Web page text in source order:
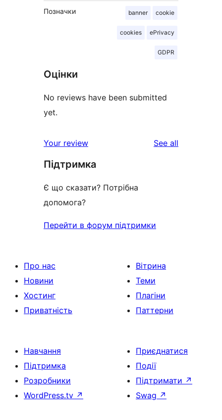
Позначки banner cookie
cookies ePrivacy
GDPR
Оцінки
No reviews have been submitted
yet.
Your review See all
Підтримка
Є що сказати? Потрібна
допомога?
Перейти в форум підтримки
Про нас
Новини
Хостинг
Приватність
Вітрина
Теми
Плагіни
Паттерни
Навчання
Підтримка
Розробники
WordPress.tv ↗
Приєднатися
Події
Підтримати ↗
Swag ↗